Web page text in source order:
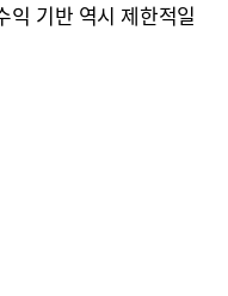
기반 역시 제한적일